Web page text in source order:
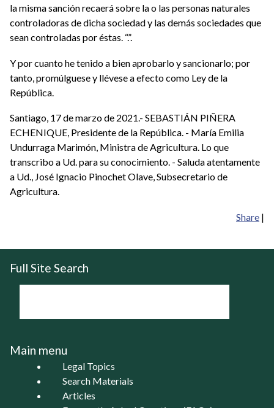
la misma sanción recaerá sobre la o las personas naturales
controladoras de dicha sociedad y las demás sociedades que
sean controladas por éstas. “.”.
Y por cuanto he tenido a bien aprobarlo y sancionarlo; por
tanto, promúlguese y llévese a efecto como Ley de la
República.
Santiago, 17 de marzo de 2021.- SEBASTIÁN PIÑERA
ECHENIQUE, Presidente de la República. - María Emilia
Undurraga Marimón, Ministra de Agricultura. Lo que
transcribo a Ud. para su conocimiento. - Saluda atentamente
a Ud., José Ignacio Pinochet Olave, Subsecretario de
Agricultura.
Share |
Full Site Search
Main menu
Legal Topics
Search Materials
Articles